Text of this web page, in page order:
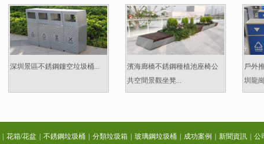
深圳景區不銹鋼鏤空垃圾桶...
濱海廊橋不銹鋼種植池座椅公
共空間景觀坐凳...
戶外
圳龍
花箱/花盆 不銹鋼垃圾桶 分類垃圾箱 玻璃鋼垃圾桶 成功案例 新聞資訊 公